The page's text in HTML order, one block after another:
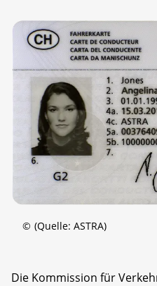
© (Quelle: ASTRA)
Die Kommission für